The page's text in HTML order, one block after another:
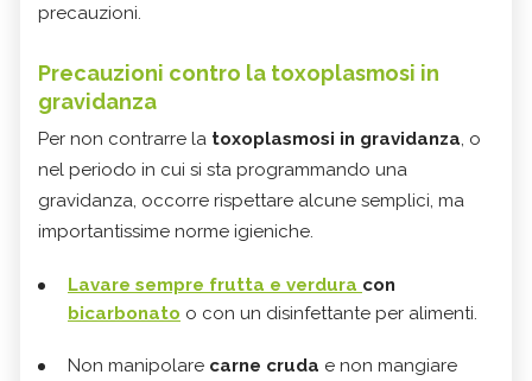
precauzioni.
Precauzioni contro la toxoplasmosi in
gravidanza
Per non contrarre la toxoplasmosi in gravidanza, o
nel periodo in cui si sta programmando una
gravidanza, occorre rispettare alcune semplici, ma
importantissime norme igieniche.
Lavare sempre frutta e verdura con
bicarbonato o con un disinfettante per alimenti.
Non manipolare carne cruda e non mangiare